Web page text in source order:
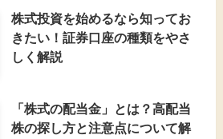
株式投資を始めるなら知ってお
きたい！証券口座の種類をやさ
しく解説
「株式の配当金」とは？高配当
株の探し方と注意点について解